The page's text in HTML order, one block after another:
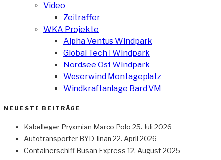
Video
Zeitraffer
WKA Projekte
Alpha Ventus Windpark
Global Tech I Windpark
Nordsee Ost Windpark
Weserwind Montageplatz
Windkraftanlage Bard VM
NEUESTE BEITRÄGE
Kabelleger Prysmian Marco Polo 25. Juli 2026
Autotransporter BYD Jinan 22. April 2026
Containerschiff Busan Express 12. August 2025